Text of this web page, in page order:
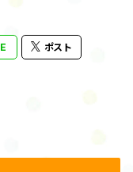
ポスト